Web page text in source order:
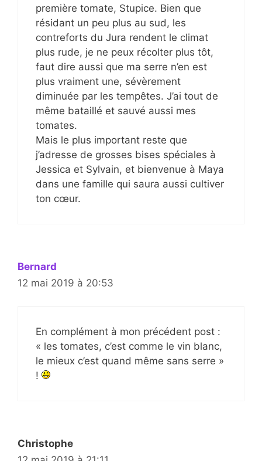
première tomate, Stupice. Bien que
résidant un peu plus au sud, les
contreforts du Jura rendent le climat
plus rude, je ne peux récolter plus tôt,
faut dire aussi que ma serre n’en est
plus vraiment une, sévèrement
diminuée par les tempêtes. J’ai tout de
même bataillé et sauvé aussi mes
tomates.
Mais le plus important reste que
j’adresse de grosses bises spéciales à
Jessica et Sylvain, et bienvenue à Maya
dans une famille qui saura aussi cultiver
ton cœur.
Bernard
12 mai 2019 à 20:53
En complément à mon précédent post :
« les tomates, c’est comme le vin blanc,
le mieux c’est quand même sans serre »
!
Christophe